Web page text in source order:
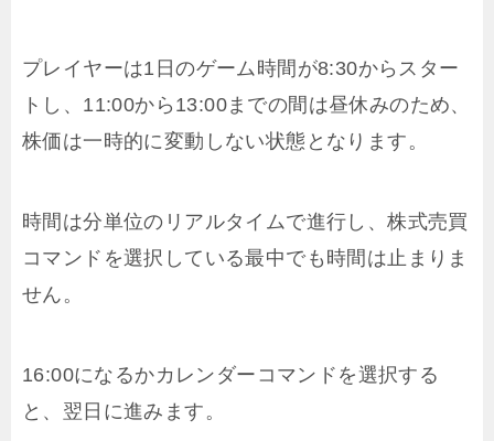
プレイヤーは1日のゲーム時間が8:30からスター
トし、11:00から13:00までの間は昼休みのため、
株価は一時的に変動しない状態となります。
時間は分単位のリアルタイムで進行し、株式売買
コマンドを選択している最中でも時間は止まりま
せん。
16:00になるかカレンダーコマンドを選択する
と、翌日に進みます。